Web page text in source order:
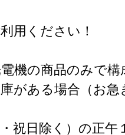
用ください！
機の商品のみで構
がある場合（お急
祝日除く）の正午